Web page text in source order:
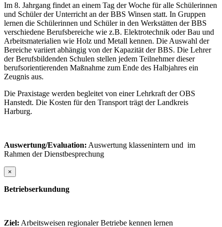
Im 8. Jahrgang findet an einem Tag der Woche für alle Schülerinnen
und Schüler der Unterricht an der BBS Winsen statt. In Gruppen
lernen die Schülerinnen und Schüler in den Werkstätten der BBS
verschiedene Berufsbereiche wie z.B. Elektrotechnik oder Bau und
Arbeitsmaterialien wie Holz und Metall kennen. Die Auswahl der
Bereiche variiert abhängig von der Kapazität der BBS. Die Lehrer
der Berufsbildenden Schulen stellen jedem Teilnehmer dieser
berufsorientierenden Maßnahme zum Ende des Halbjahres ein
Zeugnis aus.
Die Praxistage werden begleitet von einer Lehrkraft der OBS
Hanstedt. Die Kosten für den Transport trägt der Landkreis
Harburg.
Auswertung/Evaluation: Auswertung klassenintern und im
Rahmen der Dienstbesprechung
×
Betriebserkundung
Ziel: Arbeitsweisen regionaler Betriebe kennen lernen